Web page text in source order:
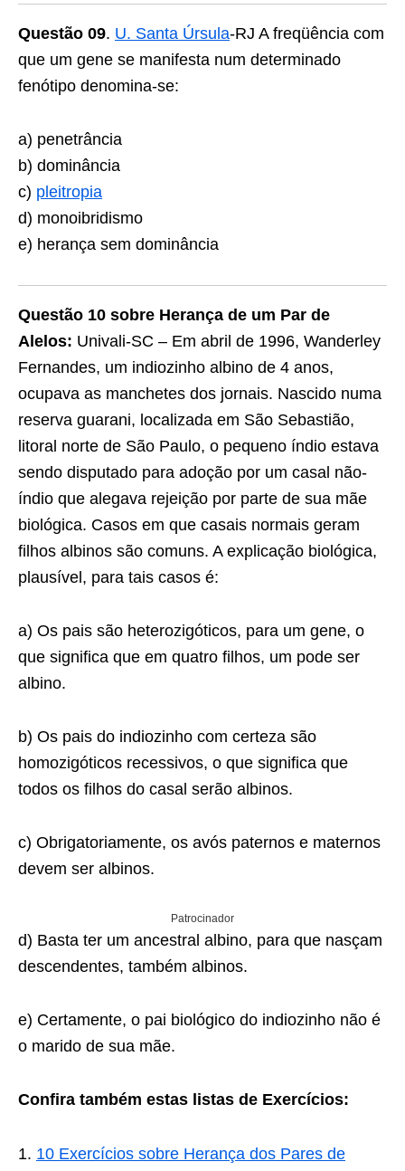
Questão 09. U. Santa Úrsula-RJ A freqüência com
que um gene se manifesta num determinado
fenótipo denomina-se:
a) penetrância
b) dominância
c) pleitropia
d) monoibridismo
e) herança sem dominância
Questão 10 sobre Herança de um Par de
Alelos: Univali-SC – Em abril de 1996, Wanderley
Fernandes, um indiozinho albino de 4 anos,
ocupava as manchetes dos jornais. Nascido numa
reserva guarani, localizada em São Sebastião,
litoral norte de São Paulo, o pequeno índio estava
sendo disputado para adoção por um casal não-
índio que alegava rejeição por parte de sua mãe
biológica. Casos em que casais normais geram
filhos albinos são comuns. A explicação biológica,
plausível, para tais casos é:
a) Os pais são heterozigóticos, para um gene, o
que significa que em quatro filhos, um pode ser
albino.
b) Os pais do indiozinho com certeza são
homozigóticos recessivos, o que significa que
todos os filhos do casal serão albinos.
c) Obrigatoriamente, os avós paternos e maternos
devem ser albinos.
Patrocinador
d) Basta ter um ancestral albino, para que nasçam
descendentes, também albinos.
e) Certamente, o pai biológico do indiozinho não é
o marido de sua mãe.
Confira também estas listas de Exercícios:
10 Exercícios sobre Herança dos Pares de